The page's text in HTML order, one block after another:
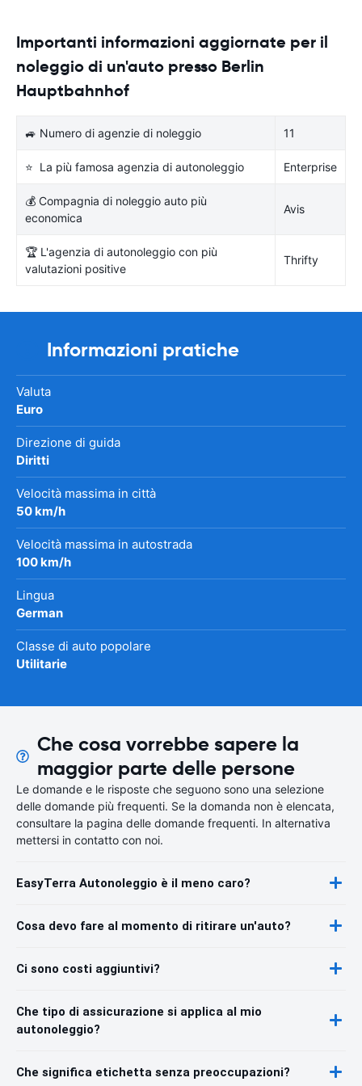
Importanti informazioni aggiornate per il
noleggio di un'auto presso Berlin
Hauptbahnhof
🚙 Numero di agenzie di noleggio 11
⭐ La più famosa agenzia di autonoleggio Enterprise
💰 Compagnia di noleggio auto più
economica
Avis
🏆 L'agenzia di autonoleggio con più
valutazioni positive
Thrifty
Informazioni pratiche
Valuta
Euro
Direzione di guida
Diritti
Velocità massima in città
50 km/h
Velocità massima in autostrada
100 km/h
Lingua
German
Classe di auto popolare
Utilitarie
Che cosa vorrebbe sapere la
maggior parte delle persone
Le domande e le risposte che seguono sono una selezione
delle domande più frequenti. Se la domanda non è elencata,
consultare la pagina delle domande frequenti. In alternativa
mettersi in contatto con noi.
EasyTerra Autonoleggio è il meno caro?
Cosa devo fare al momento di ritirare un'auto?
Ci sono costi aggiuntivi?
Che tipo di assicurazione si applica al mio
autonoleggio?
Che significa etichetta senza preoccupazioni?